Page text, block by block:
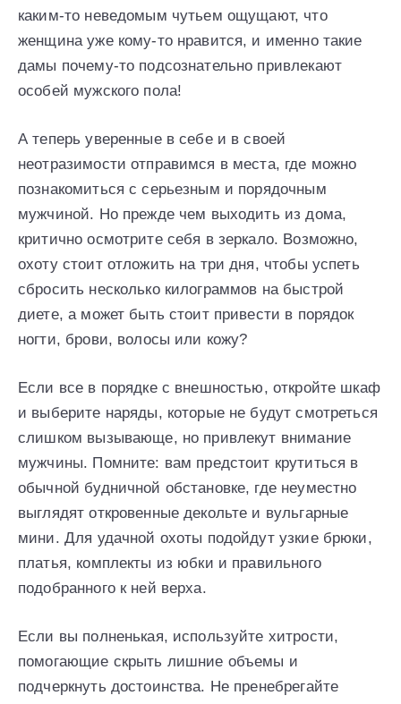
каким-то неведомым чутьем ощущают, что
женщина уже кому-то нравится, и именно такие
дамы почему-то подсознательно привлекают
особей мужского пола!
А теперь уверенные в себе и в своей
неотразимости отправимся в места, где можно
познакомиться с серьезным и порядочным
мужчиной. Но прежде чем выходить из дома,
критично осмотрите себя в зеркало. Возможно,
охоту стоит отложить на три дня, чтобы успеть
сбросить несколько килограммов на быстрой
диете, а может быть стоит привести в порядок
ногти, брови, волосы или кожу?
Если все в порядке с внешностью, откройте шкаф
и выберите наряды, которые не будут смотреться
слишком вызывающе, но привлекут внимание
мужчины. Помните: вам предстоит крутиться в
обычной будничной обстановке, где неуместно
выглядят откровенные декольте и вульгарные
мини. Для удачной охоты подойдут узкие брюки,
платья, комплекты из юбки и правильного
подобранного к ней верха.
Если вы полненькая, используйте хитрости,
помогающие скрыть лишние объемы и
подчеркнуть достоинства. Не пренебрегайте